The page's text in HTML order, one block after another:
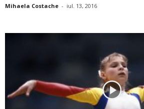
Mihaela Costache - iul. 13, 2016